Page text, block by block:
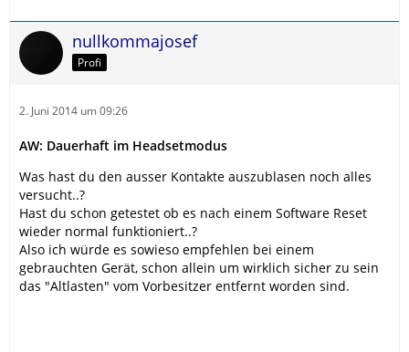
nullkommajosef
Profi
2. Juni 2014 um 09:26
AW: Dauerhaft im Headsetmodus
Was hast du den ausser Kontakte auszublasen noch alles
versucht..?
Hast du schon getestet ob es nach einem Software Reset
wieder normal funktioniert..?
Also ich würde es sowieso empfehlen bei einem
gebrauchten Gerät, schon allein um wirklich sicher zu sein
das "Altlasten" vom Vorbesitzer entfernt worden sind.